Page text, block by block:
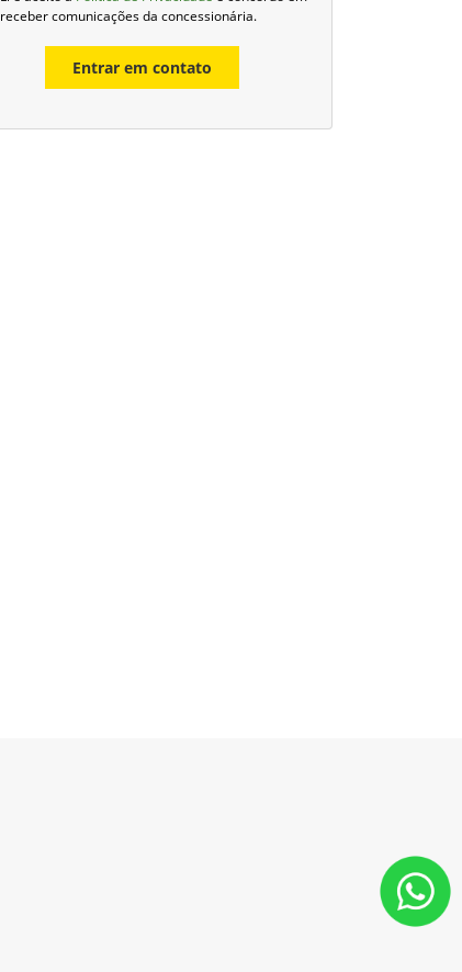
receber comunicações da concessionária.
Entrar em contato